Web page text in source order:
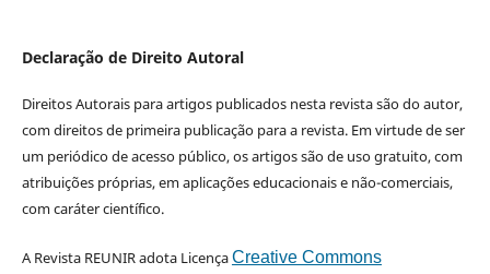
Declaração de Direito Autoral
Direitos Autorais para artigos publicados nesta revista são do autor,
com direitos de primeira publicação para a revista. Em virtude de ser
um periódico de acesso público, os artigos são de uso gratuito, com
atribuições próprias, em aplicações educacionais e não-comerciais,
com caráter científico.
A Revista REUNIR adota LicençaCreative Commons